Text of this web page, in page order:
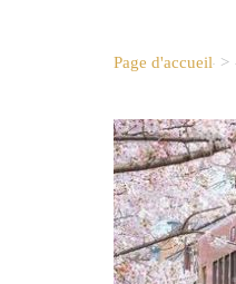
Page d'accueil >